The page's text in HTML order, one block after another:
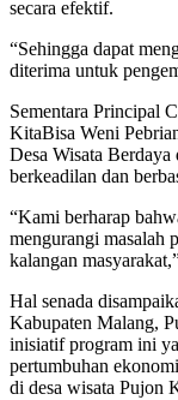
secara efektif.
“Sehingga dapat
diterima untuk
Sementara Principal
KitaBisa Weni
Desa Wisata Berdaya
berkeadilan dan
“Kami berharap
mengurangi masalah
kalangan
Hal senada
Kabupaten Malang,
inisiatif program ini
pertumbuhan
di desa wisata Pujon